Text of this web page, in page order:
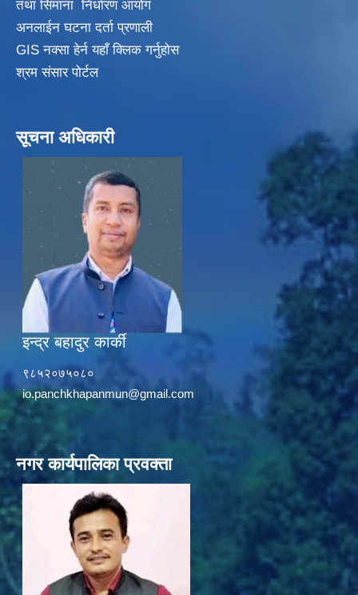
तथा सिमाना निर्धारण आयाेग
अनलाईन घटना दर्ता प्रणाली
GIS नक्सा हेर्न यहाँ क्लिक गर्नुहाेस
श्रम संसार पोर्टल
सूचना अधिकारी
इन्द्र बहादुर कार्की
९८५२०७५०८०
io.panchkhapanmun@gmail.com
नगर कार्यपालिका प्रवक्ता